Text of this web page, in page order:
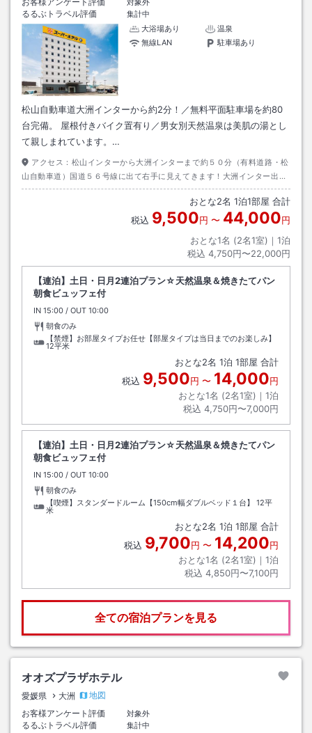
るるぶトラベル評価
集計中
大浴場あり
温泉
無線LAN
駐車場あり
松山自動車道大洲インターから約2分！／無料平面駐車場を約80
台完備。 屋根付きバイク置有り／男女別天然温泉は美肌の湯とし
て親しまれています。…
アクセス： 松山インターから大洲インターまで約５０分（有料道路・松
山自動車道）国道５６号線に出て右手に見えてきます！大洲インター出て
約１分です。
おとな2名 1泊1部屋 合計
税込 9,500円 〜 44,000円
おとな1名 (2名1室)｜ 1泊
税込 4,750円〜22,000円
【連泊】土日・日月2連泊プラン☆天然温泉＆焼きたてパン
朝食ビュッフェ付
IN チェックイン
15:00 / OUT チェックアウト
10:00
朝食のみ
【禁煙】お部屋タイプお任せ【部屋タイプは当日までのお楽しみ】
12平米
おとな2名 1泊 1部屋 合計
税込 9,500円 〜 14,000円
おとな1名 (2名1室)｜ 1泊
税込 4,750円〜7,000円
【連泊】土日・日月2連泊プラン☆天然温泉＆焼きたてパン
朝食ビュッフェ付
IN チェックイン
15:00 / OUT チェックアウト
10:00
朝食のみ
【喫煙】スタンダードルーム【150cm幅ダブルベッド１台】
12平
米
おとな2名 1泊 1部屋 合計
税込 9,700円 〜 14,200円
おとな1名 (2名1室)｜ 1泊
税込 4,850円〜7,100円
全ての宿泊プランを見る
オオズプラザホテル
愛媛県 大洲
地図
お客様アンケート評価
対象外
るるぶトラベル評価
集計中